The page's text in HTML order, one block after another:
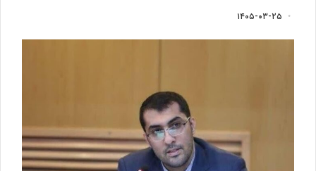
۱۴۰۵-۰۳-۲۵